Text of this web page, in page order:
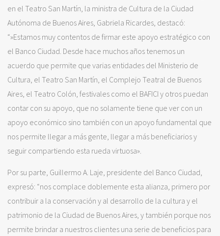
en el Teatro San Martín, la ministra de Cultura de la Ciudad
Autónoma de Buenos Aires, Gabriela Ricardes, destacó:
“»Estamos muy contentos de firmar este apoyo estratégico con
el Banco Ciudad. Desde hace muchos años tenemos un
acuerdo que permite que varias entidades del Ministerio de
Cultura, el Teatro San Martín, el Complejo Teatral de Buenos
Aires, el Teatro Colón, festivales como el BAFICI y otros puedan
contar con su apoyo, que no solamente tiene que ver con un
apoyo económico sino también con un apoyo fundamental que
nos permite llegar a más gente, llegar a más beneficiarios y
seguir compartiendo esta rueda virtuosa».
Por su parte, Guillermo A. Laje, presidente del Banco Ciudad,
expresó: “nos complace doblemente esta alianza, primero por
contribuir a la conservación y al desarrollo de la cultura y el
patrimonio de la Ciudad de Buenos Aires, y también porque nos
permite brindar a nuestros clientes una serie de beneficios para